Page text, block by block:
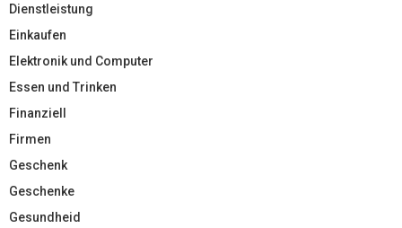
Dienstleistung
Einkaufen
Elektronik und Computer
Essen und Trinken
Finanziell
Firmen
Geschenk
Geschenke
Gesundheid